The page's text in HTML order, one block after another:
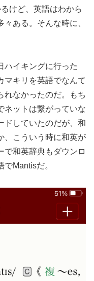
けど、英語はわから
ある。そんな時に、
ハイキングに行った
マキリを英語でなんて
れなかったのだ。もち
ネットは繋がっていな
ドしていたのだが、和
、こういう時に和英が
で和英辞典もダウンロ
Mantisだ。